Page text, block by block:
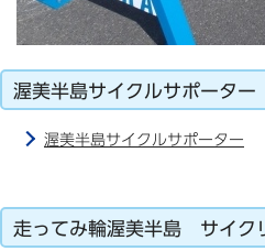
渥美半島サイクルサポーター
渥美半島サイクルサポーター
走ってみ輪渥美半島 サイク